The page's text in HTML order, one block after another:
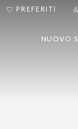
PREFERITI
NUOVO